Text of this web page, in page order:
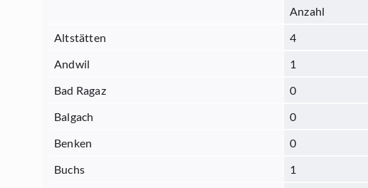
Anzahl
Altstätten
4
Andwil
1
Bad Ragaz
0
Balgach
0
Benken
0
Buchs
1